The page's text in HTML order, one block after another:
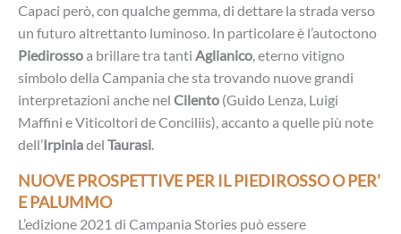
Capaci però, con qualche gemma, di dettare la strada verso
un futuro altrettanto luminoso. In particolare è l’autoctono
Piedirossoa brillare tra tanti Aglianico, eterno vitigno
simbolo della Campania che sta trovando nuove grandi
interpretazioni anche nel Cilento (Guido Lenza, Luigi
Maffini e Viticoltori de Conciliis), accanto a quelle più note
dell’Irpiniadel Taurasi.
NUOVE PROSPETTIVE PER IL PIEDIROSSO O PER’
E PALUMMO
L’edizione 2021 di Campania Stories può essere